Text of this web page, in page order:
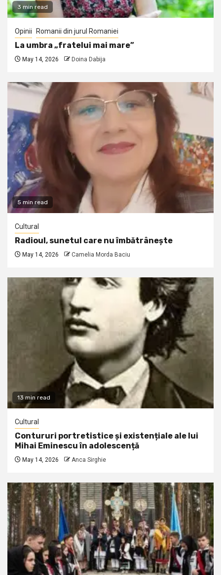
3 min read
Opinii Romanii din jurul Romaniei
La umbra „fratelui mai mare”
May 14, 2026 Doina Dabija
5 min read
Cultural
Radioul, sunetul care nu îmbătrânește
May 14, 2026 Camelia Morda Baciu
13 min read
Cultural
Contururi portretistice și existențiale ale lui
Mihai Eminescu în adolescență
May 14, 2026 Anca Sirghie